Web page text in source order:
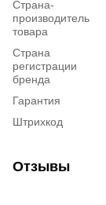
Страна-
производитель
товара
Страна
регистрации
бренда
Гарантия
Штрихкод
Отзывы